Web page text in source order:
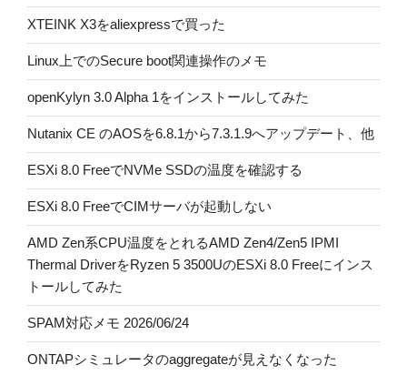
XTEINK X3をaliexpressで買った
Linux上でのSecure boot関連操作のメモ
openKylyn 3.0 Alpha 1をインストールしてみた
Nutanix CE のAOSを6.8.1から7.3.1.9へアップデート、他
ESXi 8.0 FreeでNVMe SSDの温度を確認する
ESXi 8.0 FreeでCIMサーバが起動しない
AMD Zen系CPU温度をとれるAMD Zen4/Zen5 IPMI
Thermal DriverをRyzen 5 3500UのESXi 8.0 Freeにインス
トールしてみた
SPAM対応メモ 2026/06/24
ONTAPシミュレータのaggregateが見えなくなった